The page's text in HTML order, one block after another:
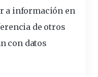
a información en
de otros
con datos